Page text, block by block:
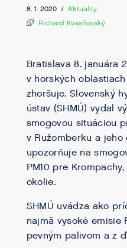
8. 1. 2020 / Aktuality
Richard Kvasňovský
Bratislava 8. januára
v horských
zhoršuje. Slovenský
ústav (SHMÚ) vydal
smogovou situáciou
v Ružomberku a jeho
upozorňuje na
PM10 pre
okolie.
SHMÚ uvádza ako
najmä vysoké emisie
pevným palivom a z